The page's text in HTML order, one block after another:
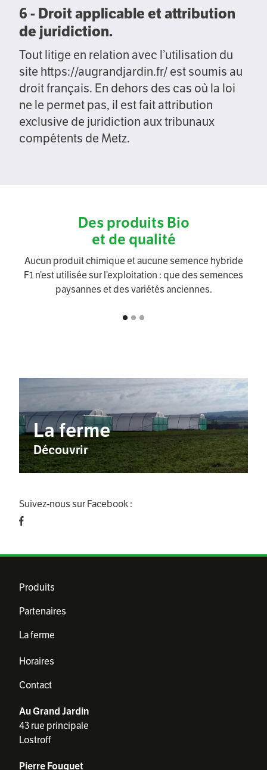
6 - Droit applicable et attribution
de juridiction.
Tout litige en relation avec l’utilisation du
site https://augrandjardin.fr/ est soumis au
droit français. En dehors des cas où la loi
ne le permet pas, il est fait attribution
exclusive de juridiction aux tribunaux
compétents de Metz.
Des produits Bio
et de qualité
Aucun produit chimique et aucune semence hybride
F1 n’est utilisée sur l’exploitation : que des semences
paysannes et des variétés anciennes.
La ferme
Découvrir
Suivez-nous sur Facebook :
Produits
Partenaires
La ferme
Horaires
Contact
Au Grand Jardin
43 rue principale
Lostroff
Pierre Fouquet